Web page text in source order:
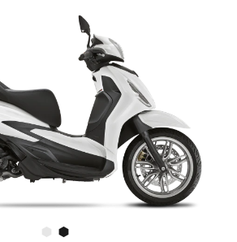
Bianco Luna